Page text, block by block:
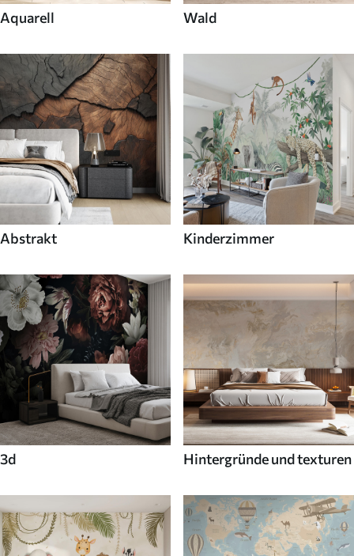
Aquarell Wald
Abstrakt Kinderzimmer
3d Hintergründe und texturen